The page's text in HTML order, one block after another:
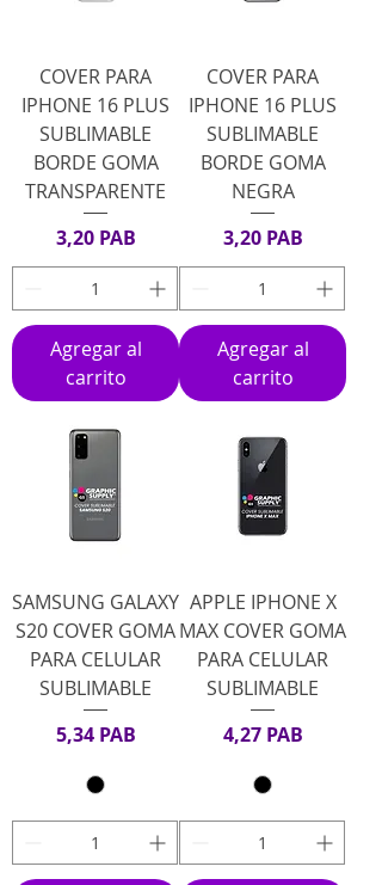
COVER PARA
IPHONE 16 PLUS
SUBLIMABLE
BORDE GOMA
TRANSPARENTE
Precio
3,20 PAB
Agregar al
carrito
COVER PARA
IPHONE 16 PLUS
SUBLIMABLE
BORDE GOMA
NEGRA
Precio
3,20 PAB
Agregar al
carrito
SAMSUNG GALAXY
S20 COVER GOMA
PARA CELULAR
SUBLIMABLE
Precio
5,34 PAB
APPLE IPHONE X
MAX COVER GOMA
PARA CELULAR
SUBLIMABLE
Precio
4,27 PAB